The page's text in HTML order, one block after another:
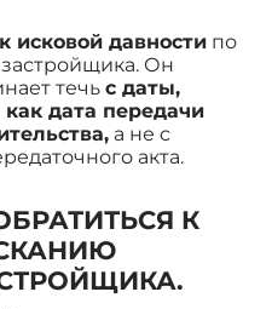
исковой давности по
Он
течь с даты,
дата передачи
а не с
акта.
К